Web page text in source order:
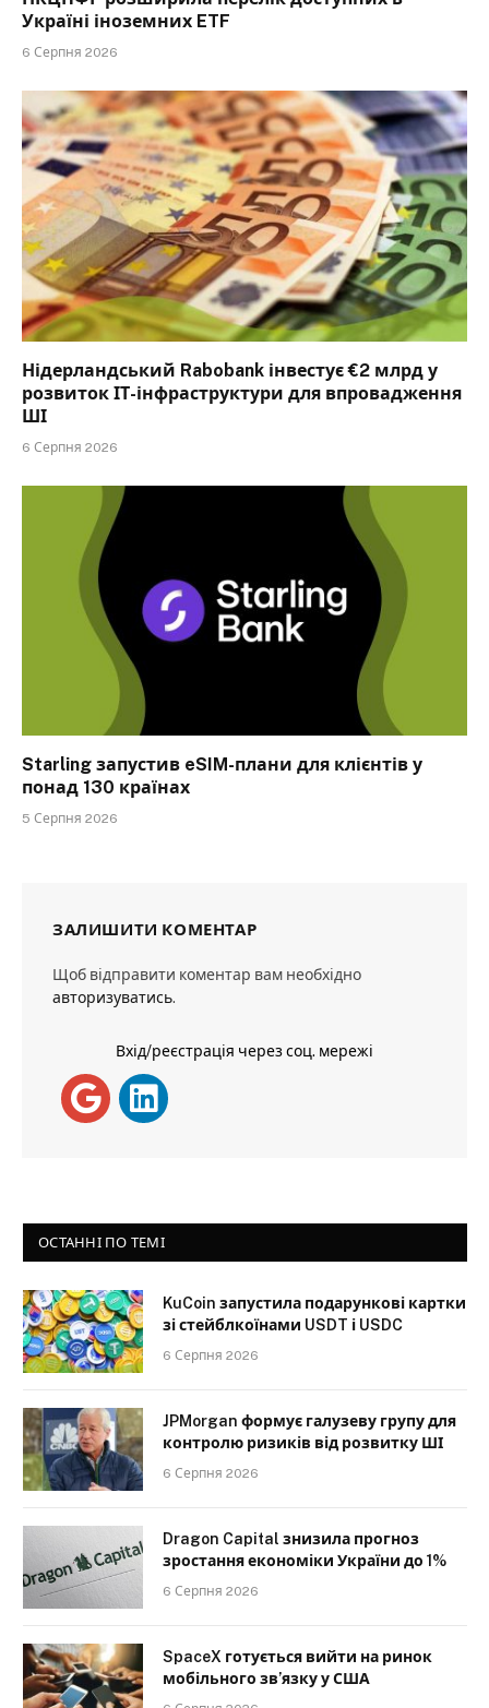
Україні іноземних ETF
6 Серпня 2026
Нідерландський Rabobank інвестує €2 млрд у
розвиток ІТ-інфраструктури для впровадження
ШІ
6 Серпня 2026
Starling запустив eSIM-плани для клієнтів у
понад 130 країнах
5 Серпня 2026
ЗАЛИШИТИ КОМЕНТАР
Щоб відправити коментар вам необхідно
авторизуватись.
Вхід/реєстрація через соц. мережі
ОСТАННІ ПО ТЕМІ
KuCoin запустила подарункові картки
зі стейблкоїнами USDT і USDC
6 Серпня 2026
JPMorgan формує галузеву групу для
контролю ризиків від розвитку ШІ
6 Серпня 2026
Dragon Capital знизила прогноз
зростання економіки України до 1%
6 Серпня 2026
SpaceX готується вийти на ринок
мобільного зв’язку у США